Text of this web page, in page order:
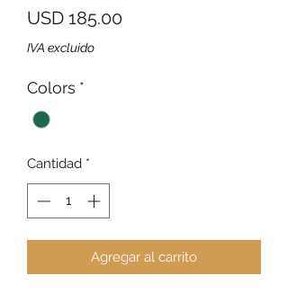
USD 185.00Precio
IVA excluido
Colors *
Cantidad *
Agregar al carrito